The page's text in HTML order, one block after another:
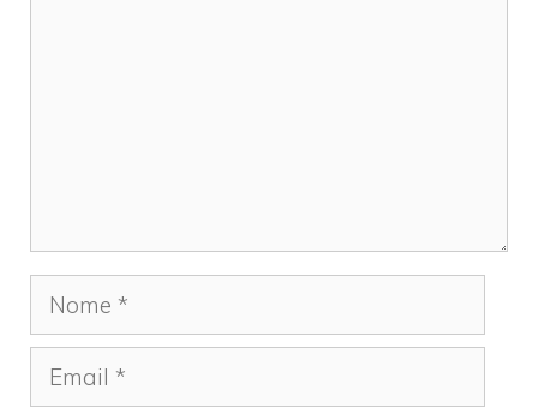
Nome
Email